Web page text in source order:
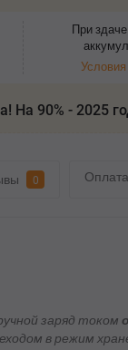
При
На 90% - 2025
0 Оплата
заряд током
в режим